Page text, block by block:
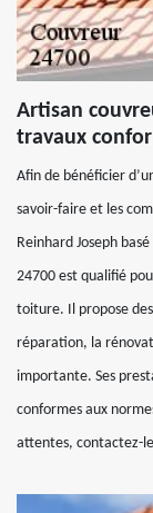
Artisan
travaux
Afin de bénéficier
savoir-faire et les
Reinhard Joseph
24700 est qualifié
toiture. Il propose
réparation, la
importante. Ses
conformes aux
attentes, contactez-